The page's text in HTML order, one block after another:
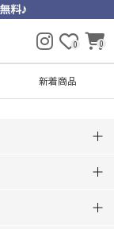
0 0
新着商品